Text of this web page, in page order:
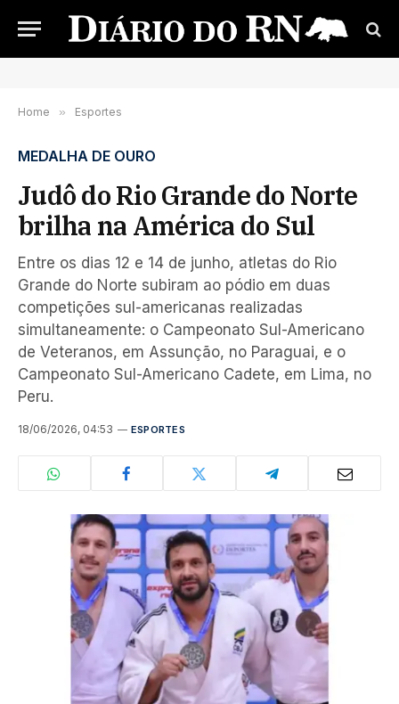
Home » Esportes
MEDALHA DE OURO
Judô do Rio Grande do Norte
brilha na América do Sul
Entre os dias 12 e 14 de junho, atletas do Rio
Grande do Norte subiram ao pódio em duas
competições sul-americanas realizadas
simultaneamente: o Campeonato Sul-Americano
de Veteranos, em Assunção, no Paraguai, e o
Campeonato Sul-Americano Cadete, em Lima, no
Peru.
18/06/2026, 04:53 ESPORTES